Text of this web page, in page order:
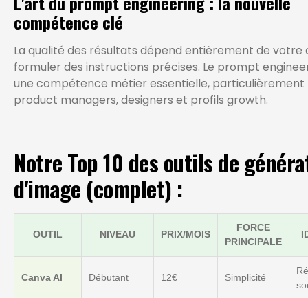
compétence clé
La qualité des résultats dépend entièrement de votre
formuler des instructions précises. Le prompt
une compétence métier essentielle, particulièrement
product managers, designers et profils growth.
Notre Top 10 des outils de
d'image (complet) :
OUTIL NIVEAU PRIX/MOIS
FORCE
PRINCIPALE
Canva AI Débutant 12€ Simplicité